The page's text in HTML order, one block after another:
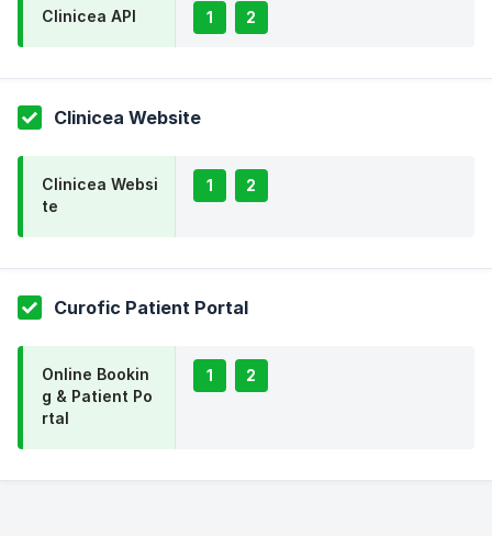
Clinicea API 1 2
Clinicea Website
Clinicea Websi
te
1 2
Curofic Patient Portal
Online Bookin
g & Patient Po
rtal
1 2